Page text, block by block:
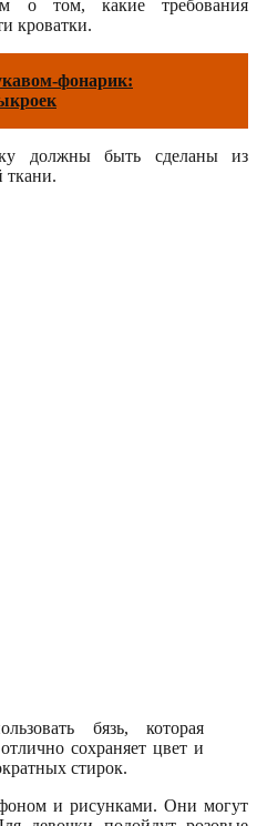
о том, какие требования
кроватки.
фонарик:
должны быть сделаны из
ткани.
бязь, которая
сохраняет цвет и
стирок.
и рисунками. Они могут